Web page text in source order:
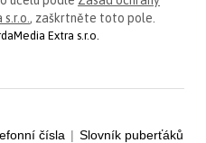
, zaškrtněte toto pole.
Extra s.r.o.
čísla | Slovník puberťáků